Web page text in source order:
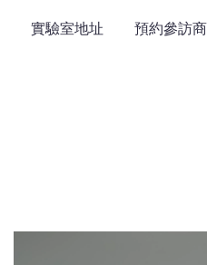
實驗室地址 預約參訪